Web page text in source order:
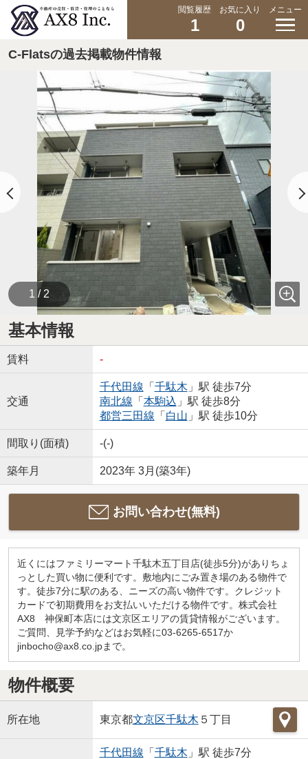
閲覧履歴
1
お気に入り
0
メニュー
C-Flatsの過去掲載物件情報
1 / 2
基本情報
賃料 -
交通
千代田線 「 千駄木 」駅 徒歩7分
南北線 「 本駒込 」駅 徒歩8分
都営三田線 「 白山 」駅 徒歩10分
間取り(面積) -(-)
築年月 2023年 3月(築3年)
お問い合わせ(無料)
近くにはファミリーマート千駄木五丁目店(徒歩5分)がありちょ
っとした買い物に便利です。敷地内にごみ置き場のある物件で
す。徒歩7分に駅のある、ニーズの高い物件です。クレジット
カードで初期費用をお支払いいただける物件です。株式会社
AX8 神保町本店には文京区エリアの賃貸情報がございます。
ご質問、見学予約などはお気軽に03-6265-6517か
jinbocho@ax8.co.jpまで。
物件概要
所在地 東京都文京区千駄木 ５丁目
千代田線 「 千駄木 」駅 徒歩7分